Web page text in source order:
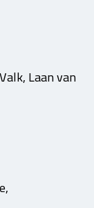
Laan van